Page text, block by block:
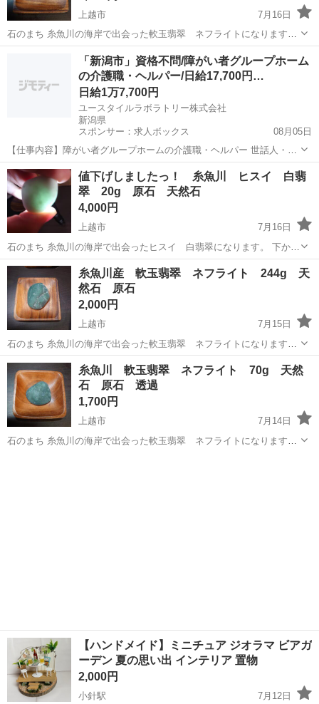
上越市
7月16日
石のまち 糸魚川の海岸で出会った軟玉翡翠 ネフライトになります。
大きな透過が見られます。ぜひお部屋を暗くしてお楽しみくださいっ
サイズ 比較写真 4枚目 100円玉を置いてみました。参考にどう
ぞ。 重量 33g ...
インテリア雑貨/小物 翡翠
「新潟市」資格不問/障がい者グループホーム
の介護職・ヘルパー/日給17,700円…
日給1万7,700円
ユースタイルラボラトリー株式会社
新潟県
スポンサー：求人ボックス
08月05日
【仕事内容】障がい者グループホームの介護職・ヘルパー 世話人・生
活支援員としての業務を行っていただきます(夜勤:17:00～翌9:00)。 <
主な業務内容> お食事の準備 食事・入浴・就寝の支援 日常生活の相談
業務 健康管理、記録...
アルバイト・パート
値下げしましたっ！ 糸魚川 ヒスイ 白翡
翠 20g 原石 天然石
4,000円
上越市
7月16日
石のまち 糸魚川の海岸で出会ったヒスイ 白翡翠になります。 下から
ライトを当てるとグリーンアップルのたいへん上品な翠の透過が見ら
れます。10倍ルーペでみると細かな結晶が素晴らしくきれいです。 サ
イズ 3.5cm程度 ...
新潟 上越市 インテリア雑貨/小物
糸魚川産 軟玉翡翠 ネフライト 244g 天
然石 原石
2,000円
上越市
7月15日
石のまち 糸魚川の海岸で出会った軟玉翡翠 ネフライトになります。
ゴロっと大きめサイズ 重量 244g 透過 微 サイズ比較写真 4枚
目 リップクリーム（7cm）を置いています。参考にどうぞ。 大切に
してくれるか...
新潟 上越市 インテリア雑貨/小物
糸魚川 軟玉翡翠 ネフライト 70g 天然
石 原石 透過
1,700円
上越市
7月14日
石のまち 糸魚川の海岸で出会った軟玉翡翠 ネフライトになります。
【ハンドメイド】ミニチュア ジオラマ ビアガ
ーデン 夏の思い出 インテリア 置物
2,000円
小針駅
7月12日